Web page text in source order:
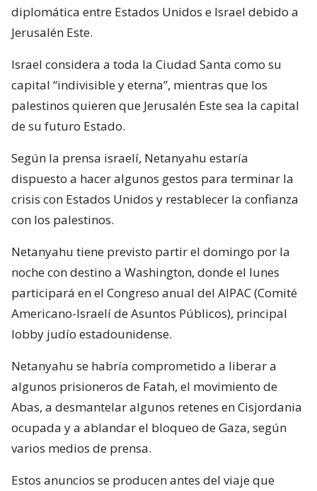
diplomática entre Estados Unidos e Israel debido a
Jerusalén Este.
Israel considera a toda la Ciudad Santa como su
capital “indivisible y eterna”, mientras que los
palestinos quieren que Jerusalén Este sea la capital
de su futuro Estado.
Según la prensa israelí, Netanyahu estaría
dispuesto a hacer algunos gestos para terminar la
crisis con Estados Unidos y restablecer la confianza
con los palestinos.
Netanyahu tiene previsto partir el domingo por la
noche con destino a Washington, donde el lunes
participará en el Congreso anual del AIPAC (Comité
Americano-Israelí de Asuntos Públicos), principal
lobby judío estadounidense.
Netanyahu se habría comprometido a liberar a
algunos prisioneros de Fatah, el movimiento de
Abas, a desmantelar algunos retenes en Cisjordania
ocupada y a ablandar el bloqueo de Gaza, según
varios medios de prensa.
Estos anuncios se producen antes del viaje que